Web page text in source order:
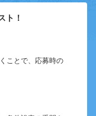
ト！
ことで、応募時の